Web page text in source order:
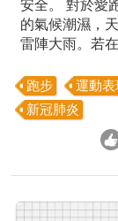
安全。 對於愛
的氣候潮濕，
雷陣大雨。若
跑步 運動表
新冠肺炎